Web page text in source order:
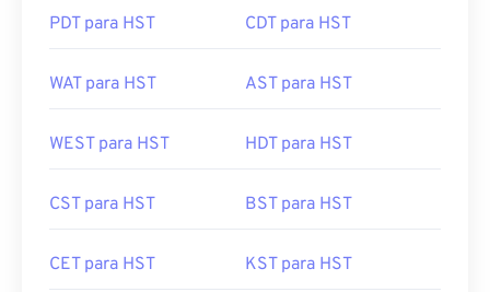
PDT para HST CDT para HST
WAT para HST AST para HST
WEST para HST HDT para HST
CST para HST BST para HST
CET para HST KST para HST